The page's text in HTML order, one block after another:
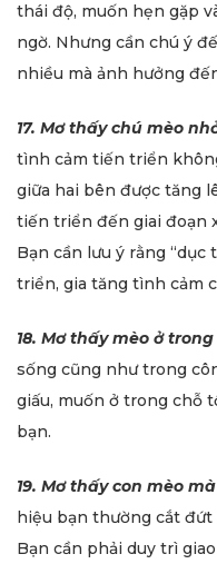
thái độ, muốn hẹn gặp
ngờ. Nhưng cần chú ý
nhiều mà ảnh hưởng
17. Mơ thấy chú mèo
tình cảm tiến triển
giữa hai bên được tăng
tiến triển đến giai đoạn
Bạn cần lưu ý rằng
triển, gia tăng tình cảm
18. Mơ thấy mèo ở
sống cũng như trong
giấu, muốn ở trong chỗ
bạn.
19. Mơ thấy con mèo
hiệu bạn thường cắt đứt
Bạn cần phải duy trì